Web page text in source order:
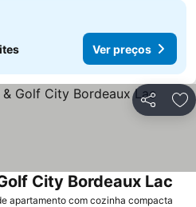
Ver preços
Partilhar
apartamento com cozinha compacta
City Bordeaux Lac